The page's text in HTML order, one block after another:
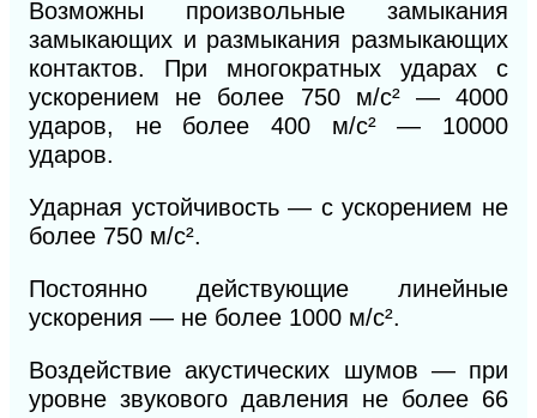
Возможны произвольные замыкания
замыкающих и размыкания размыкающих
контактов. При многократных ударах с
ускорением не более 750 м/с²— 4000
ударов, не более 400 м/с²— 10000
ударов.
Ударная устойчивость — с ускорением не
более 750 м/с².
Постоянно действующие линейные
ускорения — не более 1000 м/с².
Воздействие акустических шумов — при
уровне звукового давления не более 66